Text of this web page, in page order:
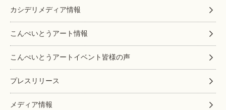
カシデリメディア情報
こんぺいとうアート情報
こんぺいとうアートイベント皆様の声
プレスリリース
メディア情報